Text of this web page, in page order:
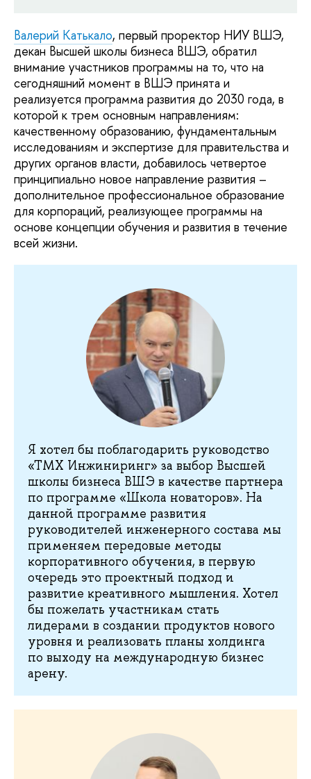
Валерий Катькало, первый проректор НИУ ВШЭ,
декан Высшей школы бизнеса ВШЭ, обратил
внимание участников программы на то, что на
сегодняшний момент в ВШЭ принята и
реализуется программа развития до 2030 года, в
которой к трем основным направлениям:
качественному образованию, фундаментальным
исследованиям и экспертизе для правительства и
других органов власти, добавилось четвертое
принципиально новое направление развития –
дополнительное профессиональное образование
для корпораций, реализующее программы на
основе концепции обучения и развития в течение
всей жизни.
Я хотел бы поблагодарить руководство
«ТМХ Инжиниринг» за выбор Высшей
школы бизнеса ВШЭ в качестве партнера
по программе «Школа новаторов». На
данной программе развития
руководителей инженерного состава мы
применяем передовые методы
корпоративного обучения, в первую
очередь это проектный подход и
развитие креативного мышления. Хотел
бы пожелать участникам стать
лидерами в создании продуктов нового
уровня и реализовать планы холдинга
по выходу на международную бизнес
арену.